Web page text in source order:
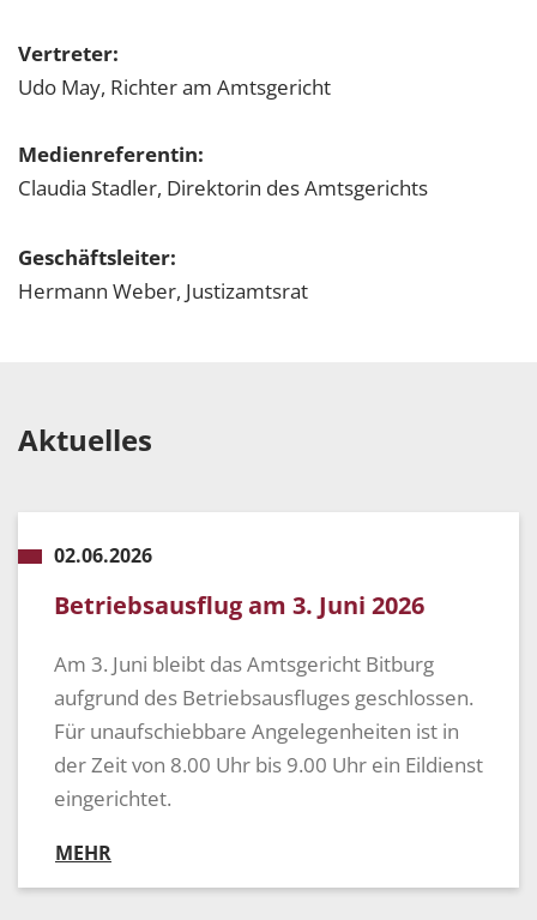
Vertreter:
Udo May, Richter am Amtsgericht
Medienreferentin:
Claudia Stadler, Direktorin des Amtsgerichts
Geschäftsleiter:
Hermann Weber, Justizamtsrat
Aktuelles
02.06.2026
Betriebsausflug am 3. Juni 2026
Am 3. Juni bleibt das Amtsgericht Bitburg
aufgrund des Betriebsausfluges geschlossen.
Für unaufschiebbare Angelegenheiten ist in
der Zeit von 8.00 Uhr bis 9.00 Uhr ein Eildienst
eingerichtet.
MEHR